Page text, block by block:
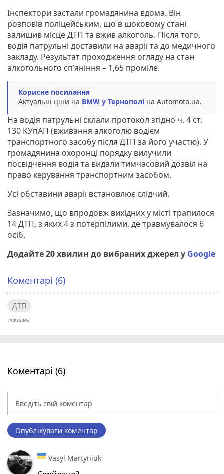
Інспектори застали громадянина вдома. Він
розповів поліцейським, що в шоковому стані
залишив місце ДТП та вжив алкоголь. Після того,
водія патрульні доставили на аварії та до медичного
закладу. Результат проходження огляду на стан
алкогольного сп’яніння – 1,65 проміле.
Корисне посилання
Актуальні ціни на BMW у Тернополі на Automoto.ua.
На водія патрульні склали протокол згідно ч. 4 ст.
130 КУпАП (вживання алкоголю водієм
транспортного засобу після ДТП за його участю). У
громадянина охоронці порядку вилучили
посвідчення водія та видали тимчасовий дозвіл на
право керування транспортним засобом.
Усі обставини аварії встановлює слідчий.
Зазначимо, що впродовж вихідних у місті трапилося
14 ДТП, з яких 4 з потерпілими, де травмувалося 6
осіб.
Додайте 20 хвилин до вибраних джерел у Google
Коментарі (6)
ДТП
Коментарі (6)
Опублікувати коментар
Vasyl Martyniuk